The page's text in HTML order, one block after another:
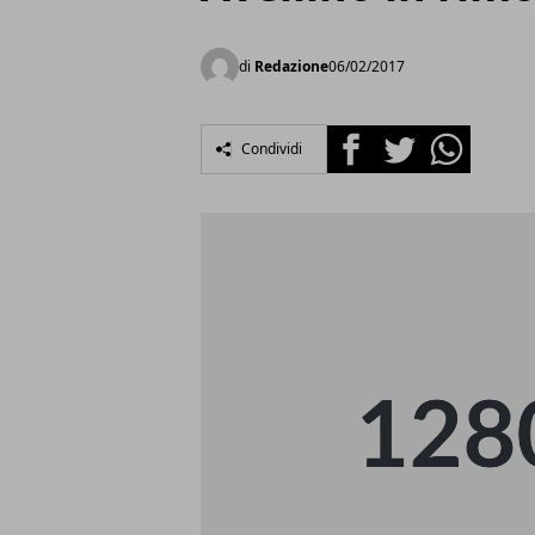
di Redazione06/02/2017
Condividi FacebookTwitterWhatsapp